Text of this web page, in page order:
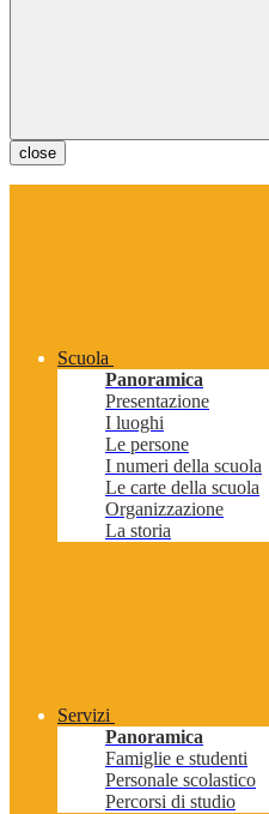
close
Scuola
Panoramica
Presentazione
I luoghi
Le persone
I numeri della scuola
Le carte della scuola
Organizzazione
La storia
Servizi
Panoramica
Famiglie e studenti
Personale scolastico
Percorsi di studio